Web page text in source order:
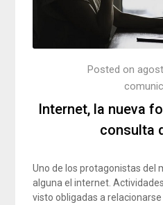
Internet, la nueva
consulta
Posted on
Uno de los protagonistas del
alguna el internet.
visto obligadas a